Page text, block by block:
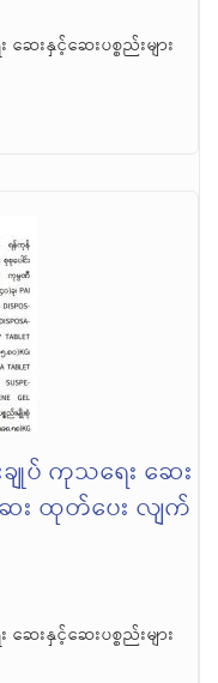
ေးနှင့်ဆေးပစ္စည်းများ
ချုပ် ကုသရေး ဆေး
ေး ထုတ်ပေး လျက်
ေးနှင့်ဆေးပစ္စည်းများ